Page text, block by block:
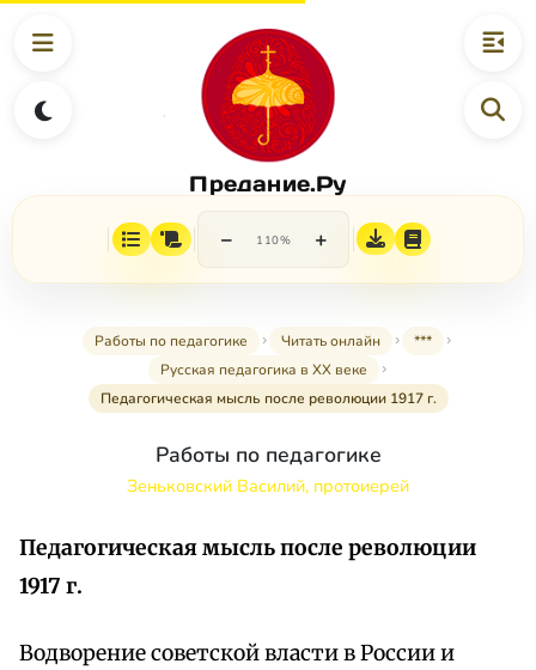
Предание.Ру
− 110% +
Работы по педагогике Читать онлайн
***
Русская педагогика в XX веке
Педагогическая мысль после революции 1917 г.
Работы по педагогике
Зеньковский Василий, протоиерей
Педагогическая мысль после революции
1917 г.
Водворение советской власти в России и